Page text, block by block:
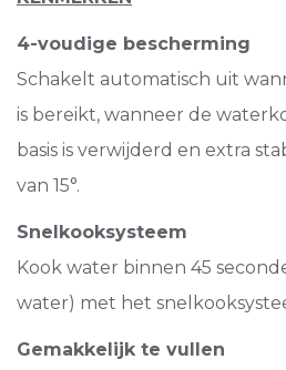
4-voudige bescherming
Schakelt automatisch uit
is bereikt, wanneer de
basis is verwijderd en extra
van 15°.
Snelkooksysteem
Kook water binnen 45
water) met het
Gemakkelijk te vullen